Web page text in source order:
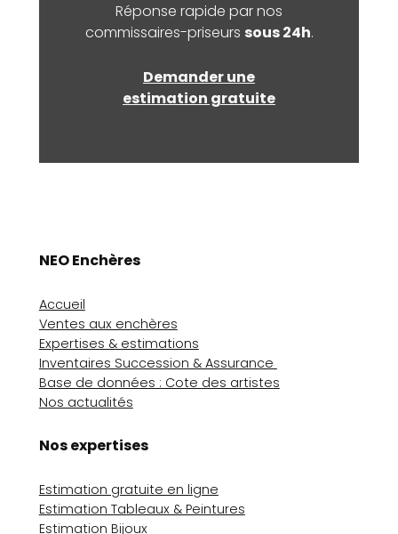
Réponse rapide par nos
commissaires-priseurs sous 24h.
Demander une
estimation gratuite
NEO Enchères
Accueil
Ventes aux enchères
Expertises & estimations
Inventaires Succession & Assurance
Base de données : Cote des artistes
Nos actualités
Nos expertises
Estimation gratuite en ligne
Estimation Tableaux & Peintures
Estimation Bijoux